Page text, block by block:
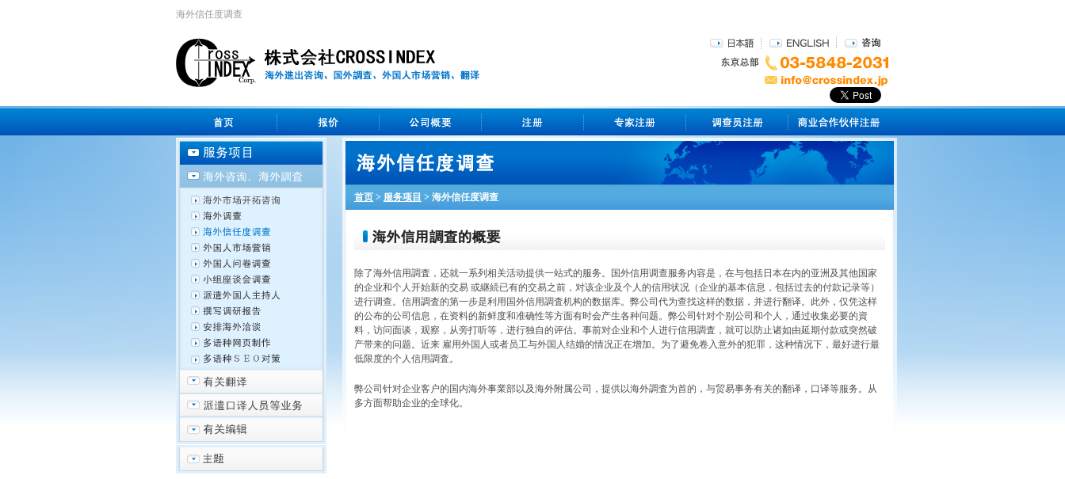
海外信任度调查
首页 > 服务项目 > 海外信任度调查
除了海外信用調査，还就一系列相关活动提供一站式的服务。国外信用调查服务内容是，在与包括日本在内的亚洲及其他国家
的企业和个人开始新的交易 或継続已有的交易之前，对该企业及个人的信用状况（企业的基本信息，包括过去的付款记录等）
进行调查。信用調査的第一步是利用国外信用調査机构的数据库。弊公司代为查找这样的数据，并进行翻译。此外，仅凭这样
的公布的公司信息，在资料的新鲜度和准确性等方面有时会产生各种问题。弊公司针对个别公司和个人，通过收集必要的資
料，访问面谈，观察，从旁打听等，进行独自的评估。事前对企业和个人进行信用調査，就可以防止诸如由延期付款或突然破
产带来的问题。近来 雇用外国人或者员工与外国人结婚的情况正在增加。为了避免卷入意外的犯罪，这种情况下，最好进行最
低限度的个人信用調査。
弊公司针对企业客户的国内海外事業部以及海外附属公司，提供以海外調査为首的，与贸易事务有关的翻译，口译等服务。从
多方面帮助企业的全球化。